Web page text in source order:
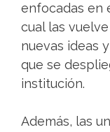
enfocadas en
cual las
nuevas ideas
que se
institución.
Además, las